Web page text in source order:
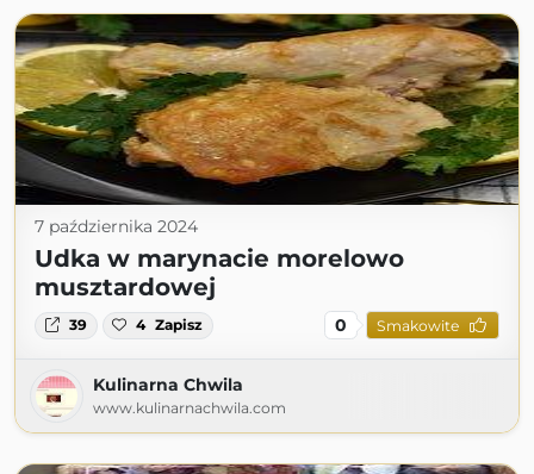
7 października 2024
Udka w marynacie morelowo
musztardowej
39 4 Zapisz 0 Smakowite
Kulinarna Chwila
www.kulinarnachwila.com